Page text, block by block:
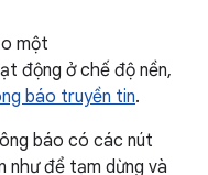
một
động ở chế độ nền,
báo truyền tin.
báo có các nút
như để tạm dừng và